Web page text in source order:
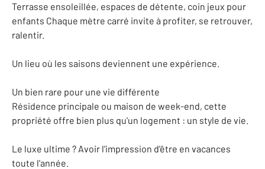
Terrasse ensoleillée, espaces de détente, coin jeux pour
enfants Chaque mètre carré invite à profiter, se retrouver,
ralentir.
Un lieu où les saisons deviennent une expérience.
Un bien rare pour une vie différente
Résidence principale ou maison de week-end, cette
propriété offre bien plus qu'un logement : un style de vie.
Le luxe ultime ? Avoir l'impression d'être en vacances
toute l'année.